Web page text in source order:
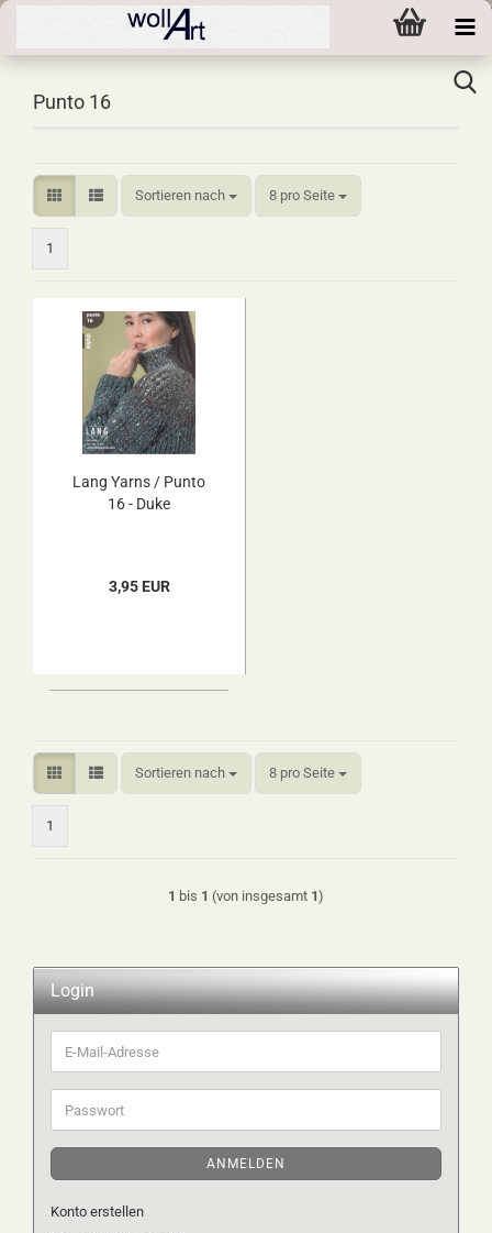
Punto 16
Sortieren nach
Sortieren nach 8 pro Seite
pro Seite
1
Lang Yarns / Punto
16 - Duke
3,95 EUR
Sortieren nach
Sortieren nach 8 pro Seite
pro Seite
1
1 bis 1 (von insgesamt 1)
Login
E-
Mail-
Adresse
Passwort
ANMELDEN
Konto erstellen